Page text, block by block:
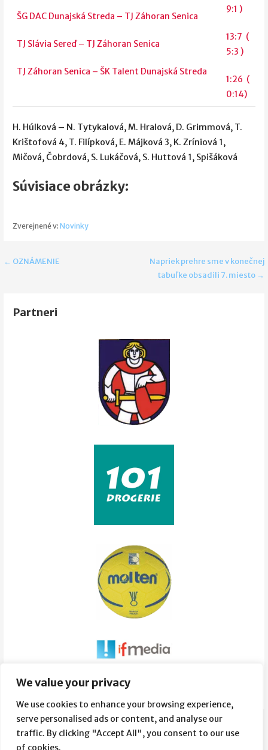
We value your privacy
We use cookies to enhance your browsing experience,
serve personalised ads or content, and analyse our
traffic. By clicking "Accept All", you consent to our use
of cookies.
ŠG DAC Dunajská Streda – TJ Záhoran Senica
TJ Slávia Sereď – TJ Záhoran Senica
TJ Záhoran Senica – ŠK Talent Dunajská Streda
9:1 )
13:7 (
5:3 )
1:26 (
0:14)
H. Húlková – N. Tytykalová, M. Hralová, D. Grimmová, T.
Krištofová 4, T. Filípková, E. Májková 3, K. Zríniová 1,
Mičová, Čobrdová, S. Lukáčová, S. Huttová 1, Spišáková
Súvisiace obrázky:
Zverejnené v: Novinky
Navigácia
článku
← OZNÁMENIE
Napriek prehre sme v konečnej
tabuľke obsadili 7. miesto →
Partneri
Súvisiace obrázky: